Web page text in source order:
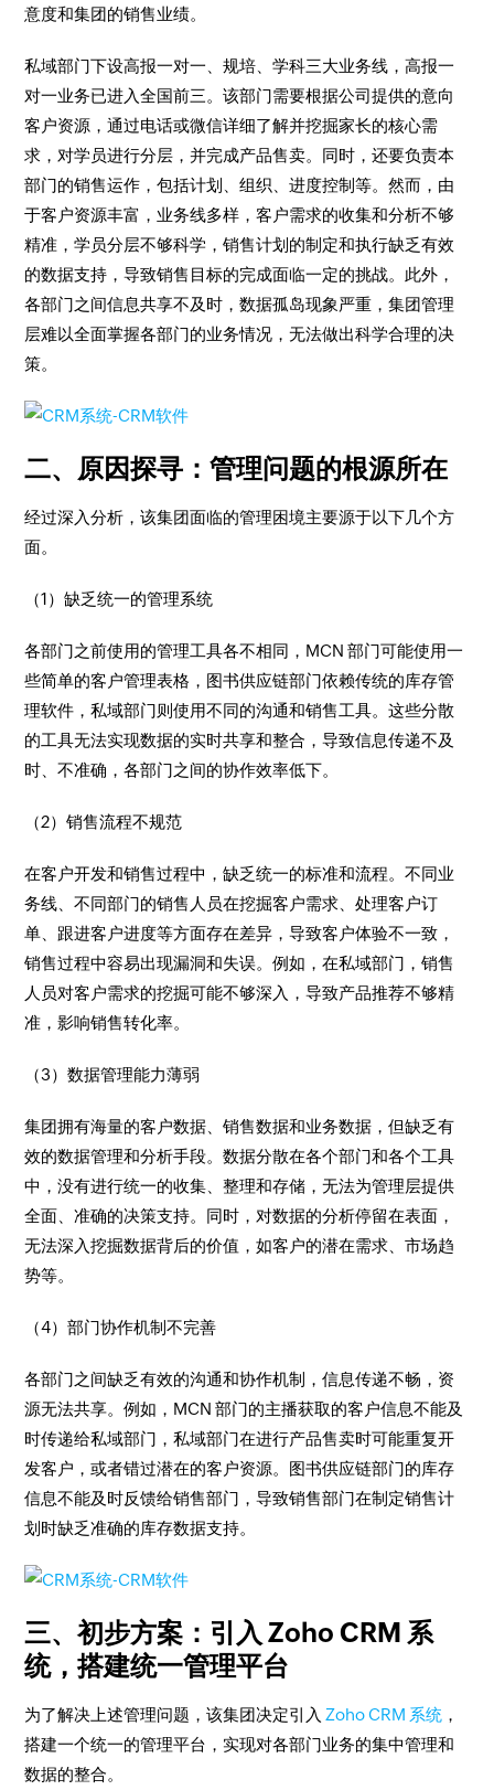
意度和集团的销售业绩。​
私域部门下设高报一对一、规培、学科三大业务线，高报一
对一业务已进入全国前三。该部门需要根据公司提供的意向
客户资源，通过电话或微信详细了解并挖掘家长的核心需
求，对学员进行分层，并完成产品售卖。同时，还要负责本
部门的销售运作，包括计划、组织、进度控制等。然而，由
于客户资源丰富，业务线多样，客户需求的收集和分析不够
精准，学员分层不够科学，销售计划的制定和执行缺乏有效
的数据支持，导致销售目标的完成面临一定的挑战。此外，
各部门之间信息共享不及时，数据孤岛现象严重，集团管理
层难以全面掌握各部门的业务情况，无法做出科学合理的决
策。​
二、原因探寻：管理问题的根源所在​
经过深入分析，该集团面临的管理困境主要源于以下几个方
面。​
（1）缺乏统一的管理系统​
各部门之前使用的管理工具各不相同，MCN 部门可能使用一
些简单的客户管理表格，图书供应链部门依赖传统的库存管
理软件，私域部门则使用不同的沟通和销售工具。这些分散
的工具无法实现数据的实时共享和整合，导致信息传递不及
时、不准确，各部门之间的协作效率低下。​
（2）销售流程不规范​
在客户开发和销售过程中，缺乏统一的标准和流程。不同业
务线、不同部门的销售人员在挖掘客户需求、处理客户订
单、跟进客户进度等方面存在差异，导致客户体验不一致，
销售过程中容易出现漏洞和失误。例如，在私域部门，销售
人员对客户需求的挖掘可能不够深入，导致产品推荐不够精
准，影响销售转化率。​
（3）数据管理能力薄弱​
集团拥有海量的客户数据、销售数据和业务数据，但缺乏有
效的数据管理和分析手段。数据分散在各个部门和各个工具
中，没有进行统一的收集、整理和存储，无法为管理层提供
全面、准确的决策支持。同时，对数据的分析停留在表面，
无法深入挖掘数据背后的价值，如客户的潜在需求、市场趋
势等。​
（4）部门协作机制不完善​
各部门之间缺乏有效的沟通和协作机制，信息传递不畅，资
源无法共享。例如，MCN 部门的主播获取的客户信息不能及
时传递给私域部门，私域部门在进行产品售卖时可能重复开
发客户，或者错过潜在的客户资源。图书供应链部门的库存
信息不能及时反馈给销售部门，导致销售部门在制定销售计
划时缺乏准确的库存数据支持。​
三、初步方案：引入 Zoho CRM 系
统，搭建统一管理平台​
为了解决上述管理问题，该集团决定引入 Zoho CRM 系统 ，
搭建一个统一的管理平台，实现对各部门业务的集中管理和
数据的整合。​